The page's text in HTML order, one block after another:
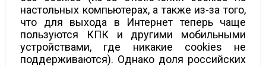
настольных компьютерах, а также из-за того,
что для выхода в Интернет теперь чаще
пользуются КПК и другими мобильными
устройствами, где никакие cookies не
поддерживаются). Однако доля российских